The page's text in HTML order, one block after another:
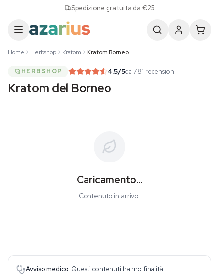
Spedizione gratuita da €25
Home Herbshop Kratom Kratom Borneo
HERBSHOP 4.5/5da 781 recensioni
Kratom del Borneo
Caricamento...
Contenuto in arrivo.
Avviso medico. Questi contenuti hanno finalità